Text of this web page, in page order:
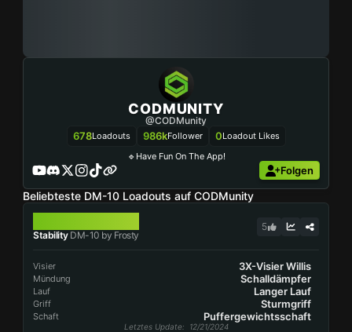
CODMUNITY
@CODMunity
678Loadouts 986kFollower 0Loadout Likes
🔹Have Fun On The App!
Folgen
Beliebteste DM-10 Loadouts auf CODMunity
StabilityDM-10 by Frosty
5
Visier 3X-Visier Willis
Mündung Schalldämpfer
Lauf Langer Lauf
Griff Sturmgriff
Schaft Puffergewichtsschaft
Letztes Update: 12/21/2024